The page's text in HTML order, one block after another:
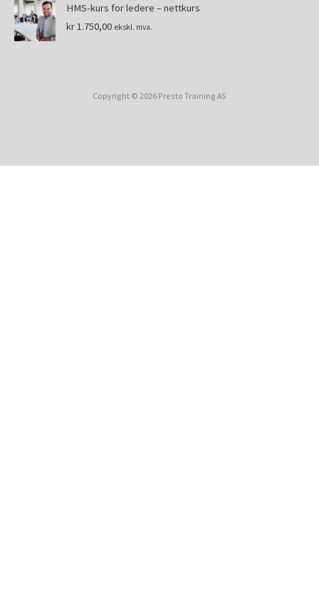
HMS-kurs for ledere – nettkurs
kr1.750,00 ekskl. mva.
Copyright © 2026 Presto Training AS